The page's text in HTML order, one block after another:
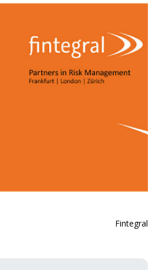
Fintegral